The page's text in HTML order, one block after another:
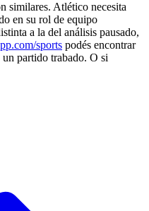
similares. Atlético necesita
en su rol de equipo
a la del análisis pausado,
sports podés encontrar
partido trabado. O si